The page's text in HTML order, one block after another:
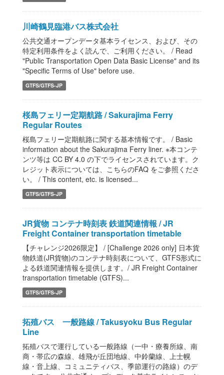
川崎鶴見臨港バス株式会社
公共交通オープンデータ基本ライセンス、および、その
特定利用条件をよく読んで、ご利用ください。 / Read
"Public Transportation Open Data Basic License" and its
"Specific Terms of Use" before use.
GTFS/GTFS-JP
桜島フェリー定期航路 / Sakurajima Ferry
Regular Routes
桜島フェリー定期航路に関する基本情報です。 / Basic
information about the Sakurajima Ferry liner. ※本コンテ
ンツ等は CC BY 4.0 の下でライセンスされています。ク
レジット表示については、こちらのFAQ をご参照くださ
い。 / This content, etc. is licensed...
GTFS/GTFS-JP
JR貨物 コンテナ時刻表 鉄道関連情報 / JR
Freight Container transportation timetable
【チャレンジ2026限定】 / [Challenge 2026 only] 日本貨
物鉄道(JR貨物)のコンテナ時刻表について、GTFS形式に
よる鉄道関連情報を提供します。/ JR Freight Container
transportation timetable (GTFS)...
GTFS/GTFS-JP
拓殖バス 一般路線 / Takusyoku Bus Regular
Line
拓殖バスで運行している一般路線（一中・療養所線、南
商・帯広の森線、雄飛が丘団地線、中鈴蘭線、上士幌
線・音上線、コミュニティバス、季節運行の路線）のデ